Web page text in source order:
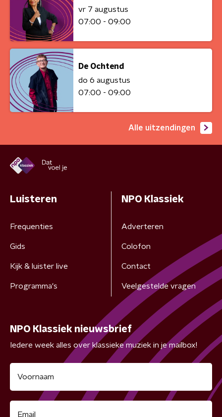
vr 7 augustus
07:00 - 09:00
De Ochtend
do 6 augustus
07:00 - 09:00
Alle uitzendingen
Luisteren
Frequenties
Gids
Kijk & luister live
Programma's
NPO Klassiek
Adverteren
Colofon
Contact
Veelgestelde vragen
NPO Klassiek nieuwsbrief
Iedere week alles over klassieke muziek in je mailbox!